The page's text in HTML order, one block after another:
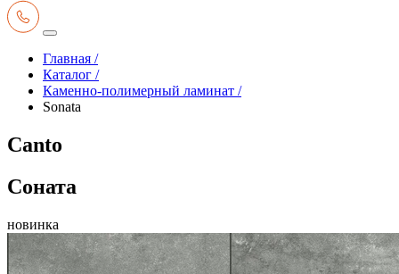
Главная /
Каталог /
Каменно-полимерный ламинат /
Sonata
Canto
Соната
новинка